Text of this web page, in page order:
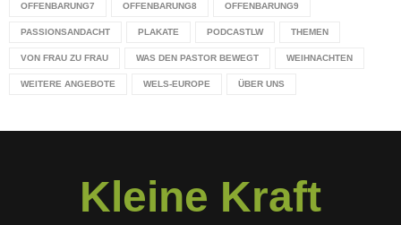
OFFENBARUNG7 OFFENBARUNG8 OFFENBARUNG9
PASSIONSANDACHT PLAKATE PODCASTLW THEMEN
VON FRAU ZU FRAU WAS DEN PASTOR BEWEGT WEIHNACHTEN
WEITERE ANGEBOTE WELS-EUROPE ÜBER UNS
Kleine Kraft